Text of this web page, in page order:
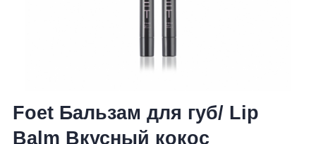
Foet Бальзам для губ/ Lip
Balm Вкусный кокос